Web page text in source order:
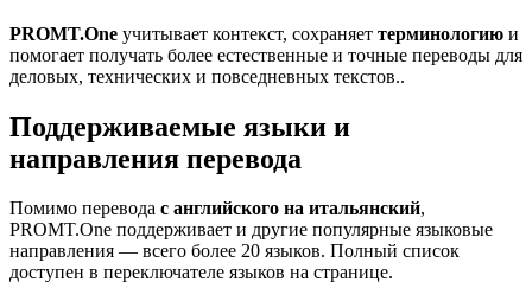
PROMT.One учитывает контекст, сохраняет терминологию и
помогает получать более естественные и точные переводы для
деловых, технических и повседневных текстов..
Поддерживаемые языки и
направления перевода
Помимо перевода с английского на итальянский,
PROMT.One поддерживает и другие популярные языковые
направления — всего более 20 языков. Полный список
доступен в переключателе языков на странице.